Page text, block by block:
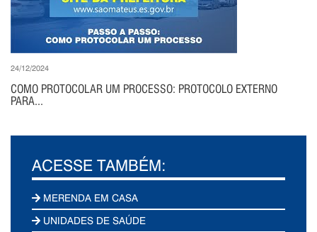
24/12/2024
COMO PROTOCOLAR UM PROCESSO: PROTOCOLO EXTERNO
PARA...
ACESSE TAMBÉM:
MERENDA EM CASA
UNIDADES DE SAÚDE